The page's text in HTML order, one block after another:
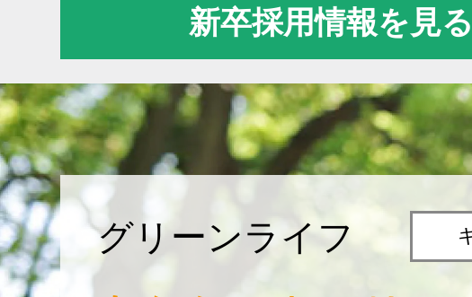
新卒採用情報を見る
グリーンライフ